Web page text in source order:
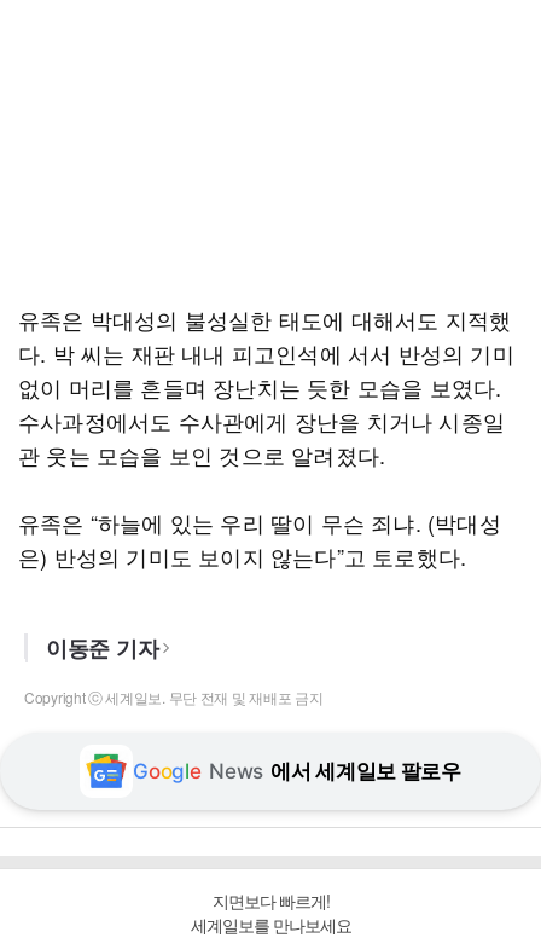
유족은 박대성의 불성실한 태도에 대해서도 지적했
다. 박 씨는 재판 내내 피고인석에 서서 반성의 기미
없이 머리를 흔들며 장난치는 듯한 모습을 보였다.
수사과정에서도 수사관에게 장난을 치거나 시종일
관 웃는 모습을 보인 것으로 알려졌다.
유족은 “하늘에 있는 우리 딸이 무슨 죄냐. (박대성
은) 반성의 기미도 보이지 않는다”고 토로했다.
이동준 기자
Copyright ⓒ 세계일보. 무단 전재 및 재배포 금지
Google News 에서 세계일보 팔로우
지면보다 빠르게!
세계일보를 만나보세요